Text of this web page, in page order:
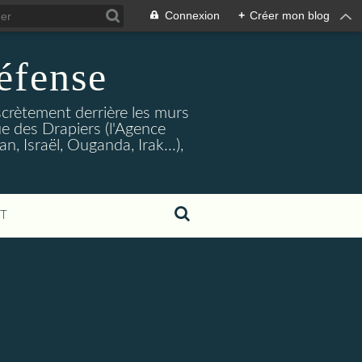
Connexion + Créer mon blog
derrière les murs
des Drapiers (l'Agence
Israël, Ouganda, Irak...),